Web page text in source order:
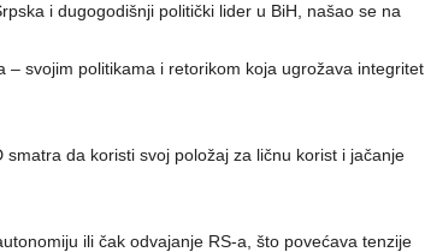
i dugogodišnji politički lider u BiH, našao se na
– svojim politikama i retorikom koja ugrožava integritet
da koristi svoj položaj za ličnu korist i jačanje
ili čak odvajanje RS-a, što povećava tenzije